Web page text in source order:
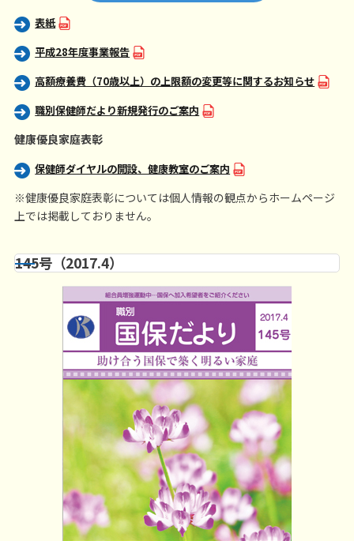
表紙
平成28年度事業報告
高額療養費（70歳以上）の上限額の変更等に関するお知らせ
職別保健師だより新規発行のご案内
健康優良家庭表彰
保健師ダイヤルの開設、健康教室のご案内
※健康優良家庭表彰については個人情報の観点からホームページ
上では掲載しておりません。
145号（2017.4）